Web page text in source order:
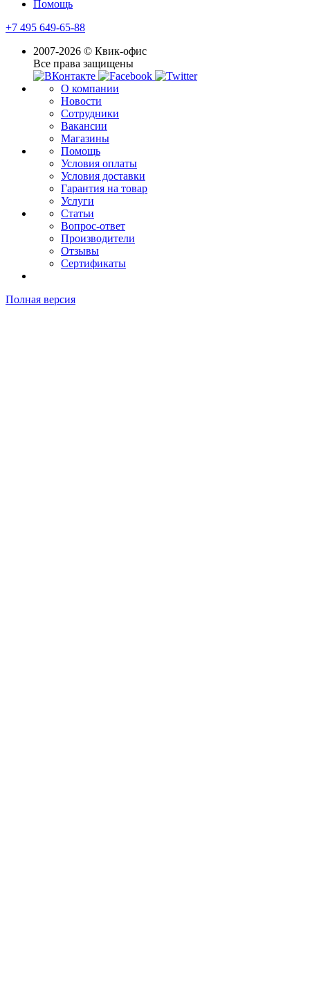
Помощь
+7 495 649-65-88
2007-2026 © Квик-офис
Все права защищены
О компании
Новости
Сотрудники
Вакансии
Магазины
Помощь
Условия оплаты
Условия доставки
Гарантия на товар
Услуги
Статьи
Вопрос-ответ
Производители
Отзывы
Сертификаты
Полная версия